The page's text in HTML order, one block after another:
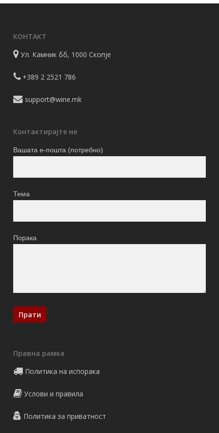
КОНТАКТ
Ул. Камник бб, 1000 Скопје
+389 2 2521 786
support@wine.mk
Контактирајте не
Вашата е-пошта (потребно)
Тема
Порака
Правна рамка
Политика на испорака
Услови и правила
Политика за приватност